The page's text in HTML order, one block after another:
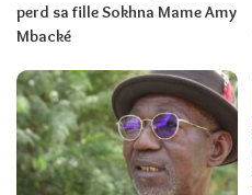
perd sa fille Sokhna Mame Amy
Mbacké